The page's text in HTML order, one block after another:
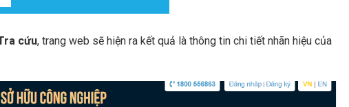
cứu, trang web sẽ hiện ra kết quả là thông tin chi tiết nhãn hiệu của